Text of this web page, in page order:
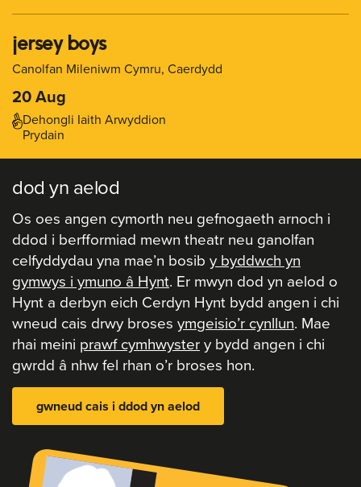
jersey boys
Canolfan Mileniwm Cymru, Caerdydd
20 Aug
Dehongli Iaith Arwyddion
Prydain
dod yn aelod
Os oes angen cymorth neu gefnogaeth arnoch i
ddod i berfformiad mewn theatr neu ganolfan
celfyddydau yna mae’n bosib y byddwch yn
gymwys i ymuno â Hynt. Er mwyn dod yn aelod o
Hynt a derbyn eich Cerdyn Hynt bydd angen i chi
wneud cais drwy broses ymgeisio’r cynllun. Mae
rhai meini prawf cymhwystery bydd angen i chi
gwrdd â nhw fel rhan o’r broses hon.
gwneud cais i ddod yn aelod